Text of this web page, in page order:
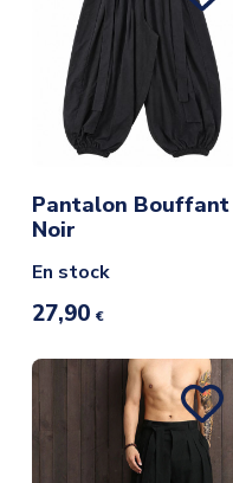
Pantalon Bouffant
Noir
En stock
27,90 €